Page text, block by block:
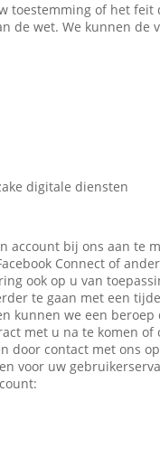
toestemming of het feit
de wet. We kunnen de
digitale diensten
account bij ons aan te
Connect of
ook op u van
te gaan met een
kunnen we een beroep
met u na te komen of
door contact met ons
voor uw